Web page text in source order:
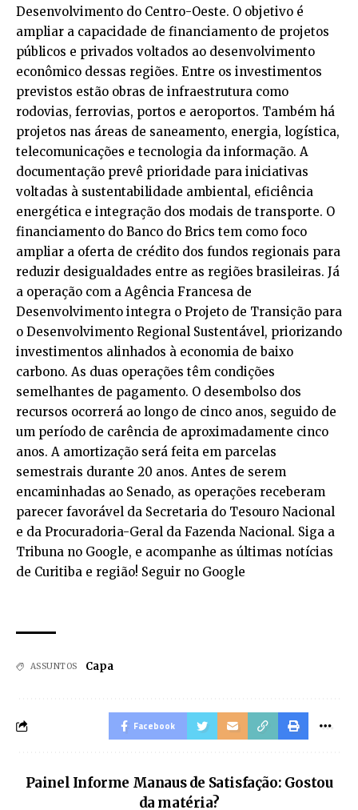
Desenvolvimento do Centro-Oeste. O objetivo é
ampliar a capacidade de financiamento de projetos
públicos e privados voltados ao desenvolvimento
econômico dessas regiões. Entre os investimentos
previstos estão obras de infraestrutura como
rodovias, ferrovias, portos e aeroportos. Também há
projetos nas áreas de saneamento, energia, logística,
telecomunicações e tecnologia da informação. A
documentação prevê prioridade para iniciativas
voltadas à sustentabilidade ambiental, eficiência
energética e integração dos modais de transporte. O
financiamento do Banco do Brics tem como foco
ampliar a oferta de crédito dos fundos regionais para
reduzir desigualdades entre as regiões brasileiras. Já
a operação com a Agência Francesa de
Desenvolvimento integra o Projeto de Transição para
o Desenvolvimento Regional Sustentável, priorizando
investimentos alinhados à economia de baixo
carbono. As duas operações têm condições
semelhantes de pagamento. O desembolso dos
recursos ocorrerá ao longo de cinco anos, seguido de
um período de carência de aproximadamente cinco
anos. A amortização será feita em parcelas
semestrais durante 20 anos. Antes de serem
encaminhadas ao Senado, as operações receberam
parecer favorável da Secretaria do Tesouro Nacional
e da Procuradoria-Geral da Fazenda Nacional. Siga a
Tribuna no Google, e acompanhe as últimas notícias
de Curitiba e região! Seguir no Google
ASSUNTOS Capa
Facebook
Painel Informe Manaus de Satisfação: Gostou
da matéria?